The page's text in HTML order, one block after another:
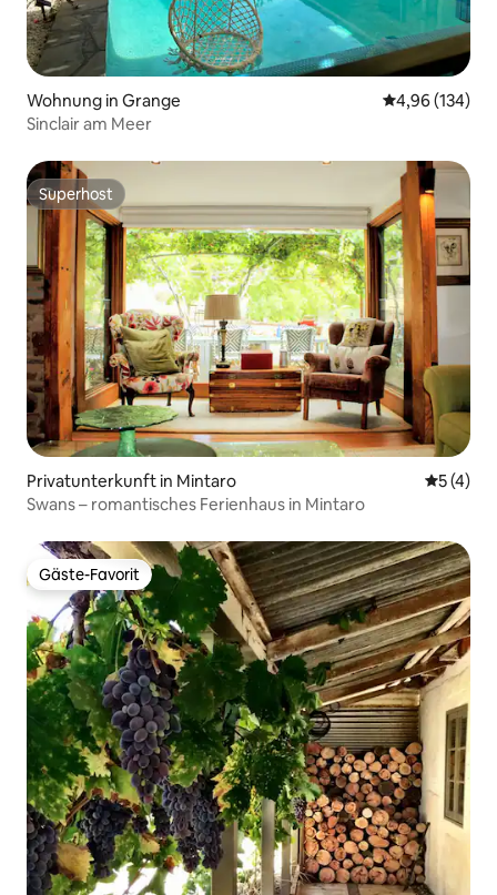
Wohnung in Grange
4,96 (134)
Sinclair am Meer
Superhost
Superhost
Privatunterkunft in Mintaro
5 (4)
Swans – romantisches Ferienhaus in Mintaro
Gäste-Favorit
Gäste-Favorit